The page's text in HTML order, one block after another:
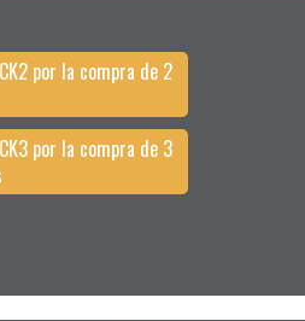
por la compra de 2
por la compra de 3